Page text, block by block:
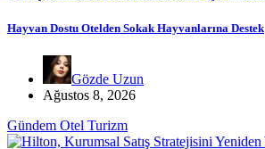
Hayvan Dostu Otelden Sokak Hayvanlarına Destek
Gözde Uzun
Ağustos 8, 2026
Gündem Otel Turizm